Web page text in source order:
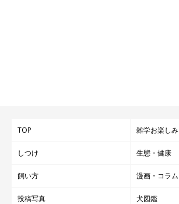
TOP 雑学お楽しみ
しつけ 生態・健康
飼い方 漫画・コラム
投稿写真 犬図鑑